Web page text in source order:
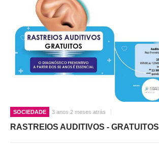
SOCIEDADE 3 anos 2 meses atrás
RASTREIOS AUDITIVOS - GRATUITOS